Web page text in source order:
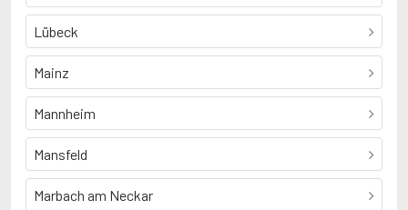
Lübeck
Mainz
Mannheim
Mansfeld
Marbach am Neckar